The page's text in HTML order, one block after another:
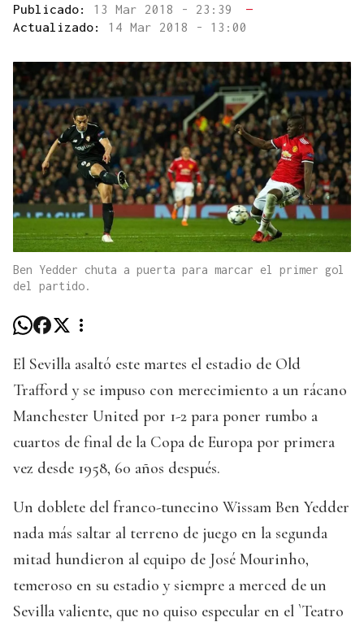
Publicado: 13 Mar 2018 - 23:39
—
Actualizado: 14 Mar 2018 - 13:00
Ben Yedder chuta a puerta para marcar el primer gol
del partido.
El Sevilla asaltó este martes el estadio de Old
Trafford y se impuso con merecimiento a un rácano
Manchester United por 1-2 para poner rumbo a
cuartos de final de la Copa de Europa por primera
vez desde 1958, 60 años después.
Un doblete del franco-tunecino Wissam Ben Yedder
nada más saltar al terreno de juego en la segunda
mitad hundieron al equipo de José Mourinho,
temeroso en su estadio y siempre a merced de un
Sevilla valiente, que no quiso especular en el `Teatro